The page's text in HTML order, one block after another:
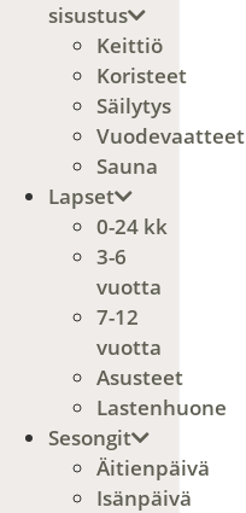
sisustus
Keittiö
Koristeet
Säilytys
Vuodevaatteet
Sauna
Lapset
0-24 kk
3-6
vuotta
7-12
vuotta
Asusteet
Lastenhuone
Sesongit
Äitienpäivä
Isänpäivä